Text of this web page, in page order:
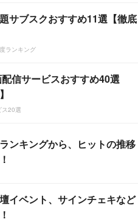
サブスクおすすめ11選【徹底
ランキング
信サービスおすすめ40選
ス20選
ンキングから、ヒットの推移
イベント、サインチェキなど